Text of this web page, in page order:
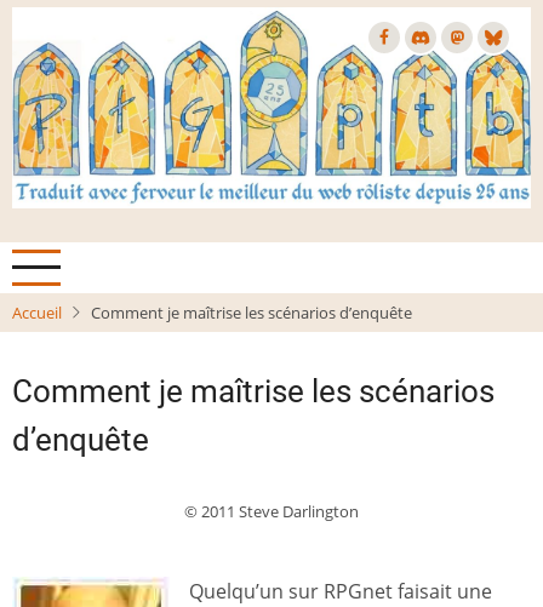
Aller
contenu
principal
Accueil Comment je maîtrise les scénarios d’enquête
Comment je maîtrise les scénarios
d’enquête
© 2011 Steve Darlington
Quelqu’un sur RPGnet faisait une